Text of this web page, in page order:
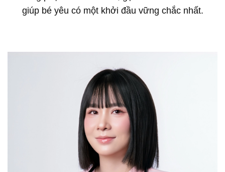
giúp bé yêu có một khởi đầu vững chắc nhất.